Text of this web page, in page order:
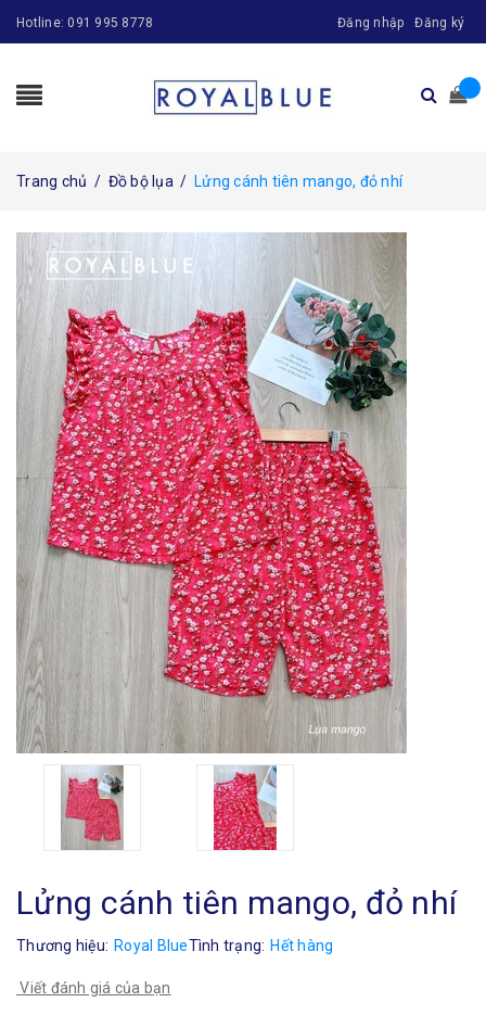
Hotline: 091 995 8778 Đăng nhập Đăng ký
Trang chủ / Đồ bộ lụa / Lửng cánh tiên mango, đỏ nhí
Lửng cánh tiên mango, đỏ nhí
Thương hiệu: Royal BlueTình trạng: Hết hàng
Viết đánh giá của bạn